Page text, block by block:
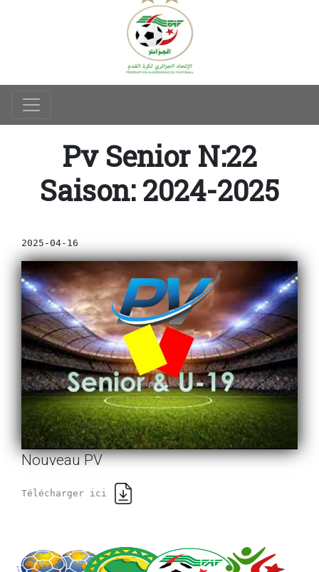
Pv Senior N:22
Saison: 2024-2025
2025-04-16
Nouveau PV
Télécharger ici